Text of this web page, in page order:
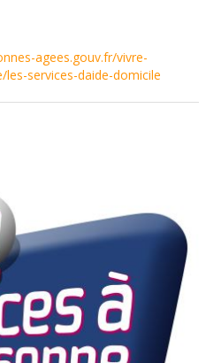
agees.gouv.fr/vivre-
services-daide-domicile